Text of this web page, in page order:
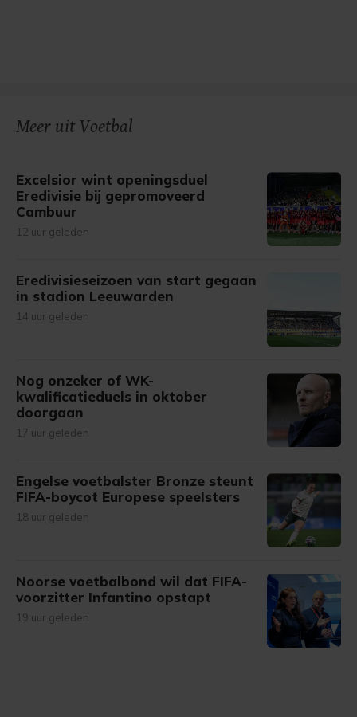
Meer uit Voetbal
Excelsior wint openingsduel
Eredivisie bij gepromoveerd
Cambuur
12 uur geleden
Eredivisieseizoen van start gegaan
in stadion Leeuwarden
14 uur geleden
Nog onzeker of WK-
kwalificatieduels in oktober
doorgaan
17 uur geleden
Engelse voetbalster Bronze steunt
FIFA-boycot Europese speelsters
18 uur geleden
Noorse voetbalbond wil dat FIFA-
voorzitter Infantino opstapt
19 uur geleden